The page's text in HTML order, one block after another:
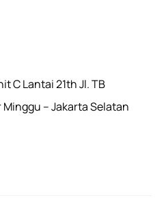
C Lantai 21th Jl. TB
Minggu – Jakarta Selatan